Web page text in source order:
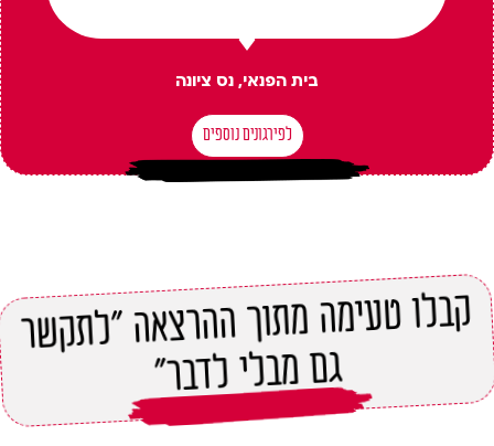
בית הפנאי, נס ציונה
לפירגונים נוספים
קבלו טעימה מתוך ההרצאה "לתקשר
גם מבלי לדבר"